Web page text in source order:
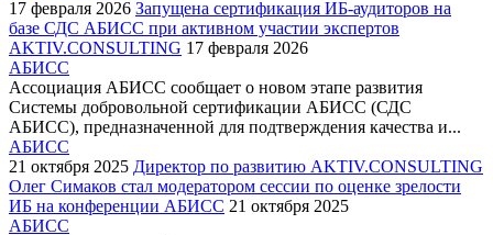
17 февраля 2026 Запущена сертификация ИБ-аудиторов на
базе СДС АБИСС при активном участии экспертов
AKTIV.CONSULTING 17 февраля 2026
АБИСС
Ассоциация АБИСС сообщает о новом этапе развития
Системы добровольной сертификации АБИСС (СДС
АБИСС), предназначенной для подтверждения качества и...
АБИСС
21 октября 2025 Директор по развитию AKTIV.CONSULTING
Олег Симаков стал модератором сессии по оценке зрелости
ИБ на конференции АБИСС 21 октября 2025
АБИСС